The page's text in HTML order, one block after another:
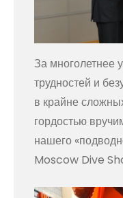
За многолетнее
трудностей и
в крайне
гордостью
нашего
Moscow Dive